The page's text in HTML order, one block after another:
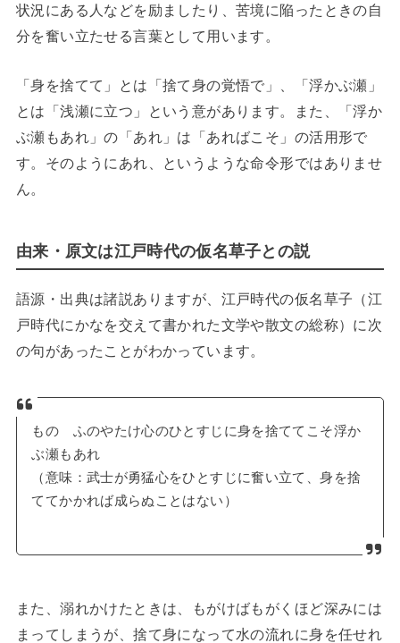
状況にある人などを励ましたり、苦境に陥ったときの自
分を奮い立たせる言葉として用います。
「身を捨てて」とは「捨て身の覚悟で」、「浮かぶ瀬」
とは「浅瀬に立つ」という意があります。また、「浮か
ぶ瀬もあれ」の「あれ」は「あればこそ」の活用形で
す。そのようにあれ、というような命令形ではありませ
ん。
由来・原文は江戸時代の仮名草子との説
語源・出典は諸説ありますが、江戸時代の仮名草子（江
戸時代にかなを交えて書かれた文学や散文の総称）に次
の句があったことがわかっています。
ものゝふのやたけ心のひとすじに身を捨ててこそ浮か
ぶ瀬もあれ
（意味：武士が勇猛心をひとすじに奮い立て、身を捨
ててかかれば成らぬことはない）
また、溺れかけたときは、もがけばもがくほど深みには
まってしまうが、捨て身になって水の流れに身を任せれ